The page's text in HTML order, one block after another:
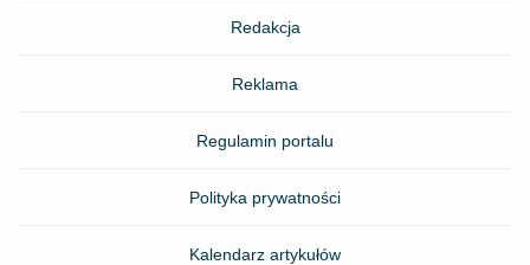
Redakcja
Reklama
Regulamin portalu
Polityka prywatności
Kalendarz artykułów